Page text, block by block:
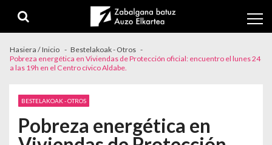
Hasiera / Inicio
Bestelakoak - Otros
Pobreza energética en Viviendas de Protección oficial: encuentro el lunes 24
a las 19h en el Centro cívico Aldabe.
BESTELAKOAK - OTROS
Pobreza energética en